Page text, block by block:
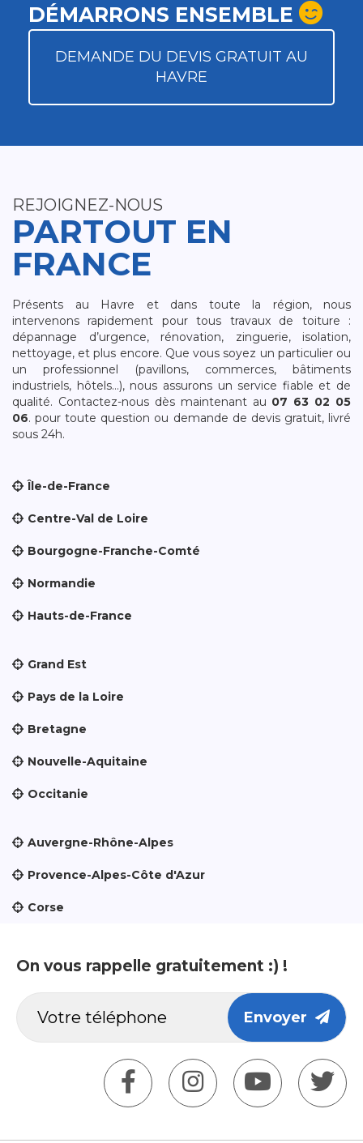
DÉMARRONS ENSEMBLE
DEMANDE DU DEVIS GRATUIT AU
HAVRE
REJOIGNEZ-NOUS
PARTOUT EN
FRANCE
Présents au Havre et dans toute la région, nous
intervenons rapidement pour tous travaux de toiture :
dépannage d’urgence, rénovation, zinguerie, isolation,
nettoyage, et plus encore. Que vous soyez un particulier ou
un professionnel (pavillons, commerces, bâtiments
industriels, hôtels…), nous assurons un service fiable et de
qualité. Contactez-nous dès maintenant au 07 63 02 05
06. pour toute question ou demande de devis gratuit, livré
sous 24h.
Île-de-France
Centre-Val de Loire
Bourgogne-Franche-Comté
Normandie
Hauts-de-France
Grand Est
Pays de la Loire
Bretagne
Nouvelle-Aquitaine
Occitanie
Auvergne-Rhône-Alpes
Provence-Alpes-Côte d'Azur
Corse
On vous rappelle gratuitement :) !
Envoyer